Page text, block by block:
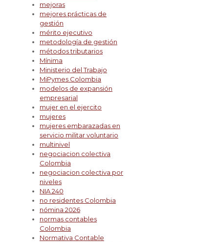
mejoras
mejores prácticas de
gestión
mérito ejecutivo
metodología de gestión
métodos tributarios
Mínima
Ministerio del Trabajo
MiPymes Colombia
modelos de expansión
empresarial
mujer en el ejercito
mujeres
mujeres embarazadas en
servicio militar voluntario
multinivel
negociacion colectiva
Colombia
negociacion colectiva por
niveles
NIA 240
no residentes Colombia
nómina 2026
normas contables
Colombia
Normativa Contable